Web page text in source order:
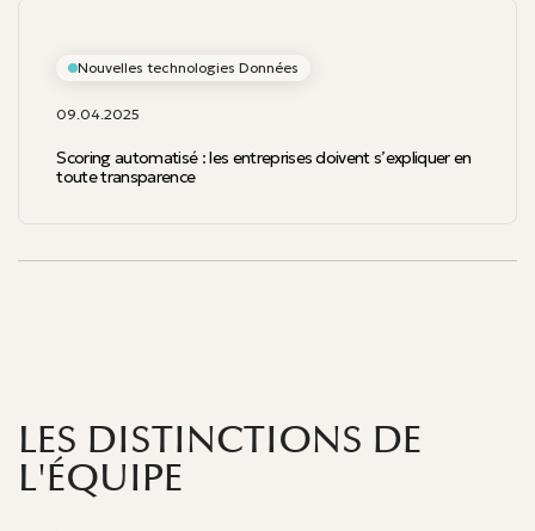
Nouvelles technologies Données
09.04.2025
Scoring automatisé : les entreprises doivent s’expliquer en
toute transparence
LES DISTINCTIONS DE
L'ÉQUIPE